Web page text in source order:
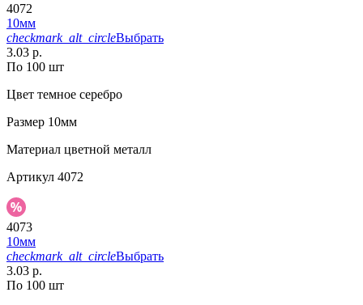
4072
10мм
checkmark_alt_circleВыбрать
3.03 р.
По 100 шт
Цвет темное серебро
Размер 10мм
Материал цветной металл
Артикул 4072
4073
10мм
checkmark_alt_circleВыбрать
3.03 р.
По 100 шт